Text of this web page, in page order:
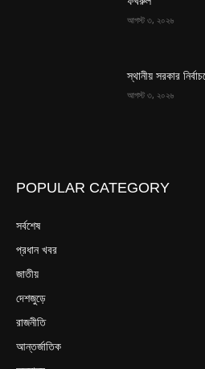
আগস্ট ৩, ২০২৬
স্থানীয় সরকার
আগস্ট ৩, ২০২৬
POPULAR CATEGORY
সর্বশেষ
প্রধান খবর
জাতীয়
দেশজুড়ে
রাজনীতি
আন্তর্জাতিক